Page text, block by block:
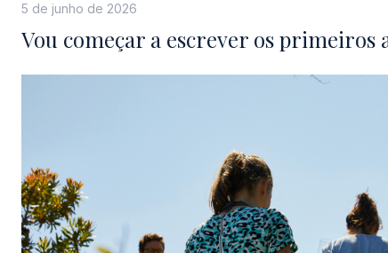
5 de junho de 2026
Vou começar a escrever os primeiros